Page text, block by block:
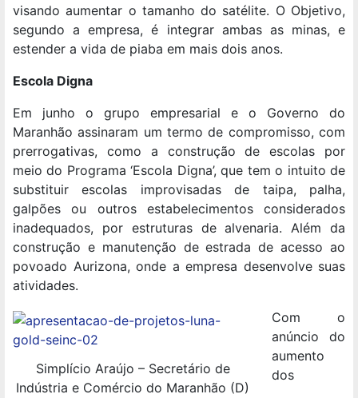
visando aumentar o tamanho do satélite. O Objetivo,
segundo a empresa, é integrar ambas as minas, e
estender a vida de piaba em mais dois anos.
Escola Digna
Em junho o grupo empresarial e o Governo do
Maranhão assinaram um termo de compromisso, com
prerrogativas, como a construção de escolas por
meio do Programa ‘Escola Digna’, que tem o intuito de
substituir escolas improvisadas de taipa, palha,
galpões ou outros estabelecimentos considerados
inadequados, por estruturas de alvenaria. Além da
construção e manutenção de estrada de acesso ao
povoado Aurizona, onde a empresa desenvolve suas
atividades.
Simplício Araújo – Secretário de
Indústria e Comércio do Maranhão (D)
Com o
anúncio do
aumento
dos